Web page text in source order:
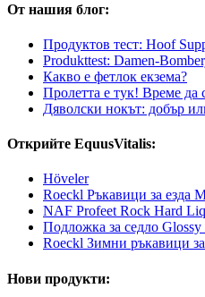
От нашия блог:
Продуктов тест: Hoof
Produkttest: Damen-
Какво е фетлок екзема?
Пролетта е тук! Време да
Дяволски нокът: добър
Открийте EquusVitalis:
Höveler
Roeckl Ръкавици за езда
NAF Profeet Rock Hard
Подложка за седло
Roeckl Зимни ръкавици за
Нови продукти: